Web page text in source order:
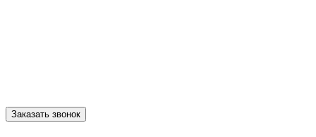
Заказать звонок